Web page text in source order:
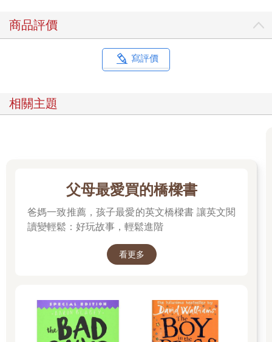
商品評價
寫評價
相關主題
父母最愛買的橋樑書
爸媽一致推薦，孩子最愛的英文橋樑書 讓英文閱
讀變輕鬆：好玩故事，輕鬆進階
看更多